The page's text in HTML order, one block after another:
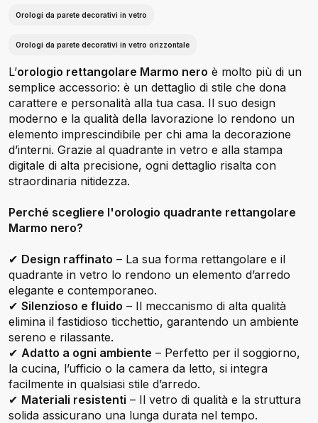
Orologi da parete decorativi in vetro
Orologi da parete decorativi in vetro orizzontale
L’orologio rettangolare Marmo nero è molto più di un
semplice accessorio: è un dettaglio di stile che dona
carattere e personalità alla tua casa. Il suo design
moderno e la qualità della lavorazione lo rendono un
elemento imprescindibile per chi ama la decorazione
d’interni. Grazie al quadrante in vetro e alla stampa
digitale di alta precisione, ogni dettaglio risalta con
straordinaria nitidezza.
Perché scegliere l'orologio quadrante rettangolare
Marmo nero?
✔ Design raffinato – La sua forma rettangolare e il
quadrante in vetro lo rendono un elemento d’arredo
elegante e contemporaneo.
✔ Silenzioso e fluido – Il meccanismo di alta qualità
elimina il fastidioso ticchettio, garantendo un ambiente
sereno e rilassante.
✔ Adatto a ogni ambiente – Perfetto per il soggiorno,
la cucina, l’ufficio o la camera da letto, si integra
facilmente in qualsiasi stile d’arredo.
✔ Materiali resistenti – Il vetro di qualità e la struttura
solida assicurano una lunga durata nel tempo.